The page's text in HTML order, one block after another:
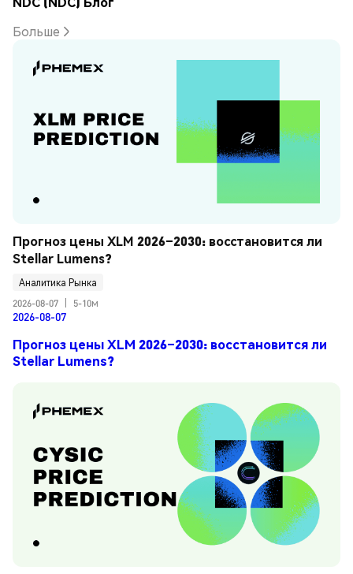
Больше
Прогноз цены XLM 2026–2030: восстановится ли
Stellar Lumens?
Аналитика Рынка
2026-08-07
5-10м
2026-08-07
Прогноз цены XLM 2026–2030: восстановится ли
Stellar Lumens?